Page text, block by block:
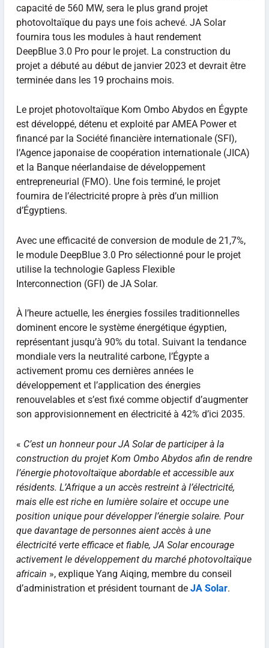
capacité de 560 MW, sera le plus grand projet
photovoltaïque du pays une fois achevé. JA Solar
fournira tous les modules à haut rendement
DeepBlue 3.0 Pro pour le projet. La construction du
projet a débuté au début de janvier 2023 et devrait être
terminée dans les 19 prochains mois.
Le projet photovoltaïque Kom Ombo Abydos en Égypte
est développé, détenu et exploité par AMEA Power et
financé par la Société financière internationale (SFI),
l’Agence japonaise de coopération internationale (JICA)
et la Banque néerlandaise de développement
entrepreneurial (FMO). Une fois terminé, le projet
fournira de l’électricité propre à près d’un million
d’Égyptiens.
Avec une efficacité de conversion de module de 21,7%,
le module DeepBlue 3.0 Pro sélectionné pour le projet
utilise la technologie Gapless Flexible
Interconnection (GFI) de JA Solar.
À l’heure actuelle, les énergies fossiles traditionnelles
dominent encore le système énergétique égyptien,
représentant jusqu’à 90% du total. Suivant la tendance
mondiale vers la neutralité carbone, l’Égypte a
activement promu ces dernières années le
développement et l’application des énergies
renouvelables et s’est fixé comme objectif d’augmenter
son approvisionnement en électricité à 42% d’ici 2035.
« C’est un honneur pour JA Solar de participer à la
construction du projet Kom Ombo Abydos afin de rendre
l’énergie photovoltaïque abordable et accessible aux
résidents. L’Afrique a un accès restreint à l’électricité,
mais elle est riche en lumière solaire et occupe une
position unique pour développer l’énergie solaire. Pour
que davantage de personnes aient accès à une
électricité verte efficace et fiable, JA Solar encourage
activement le développement du marché photovoltaïque
africain », explique Yang Aiqing, membre du conseil
d’administration et président tournant deJA Solar.